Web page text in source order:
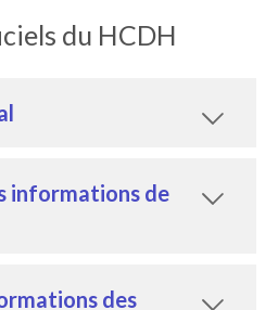
du HCDH
informations de
des